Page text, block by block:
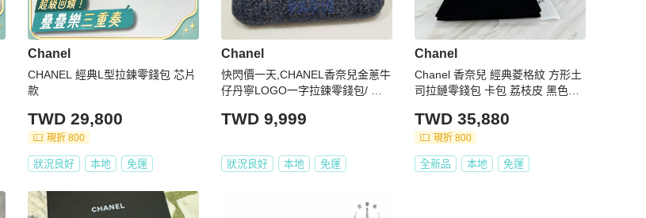
Chanel
CHANEL 經典L型拉鍊零錢包 芯片
款
TWD 29,800
現折 800
狀況良好 本地 免運
Chanel
快閃價一天,CHANEL香奈兒金蔥牛
仔丹寧LOGO一字拉鍊零錢包/ 卡
TWD 9,999
狀況良好 本地 免運
Chanel
Chanel 香奈兒 經典菱格紋 方形土
司拉鏈零錢包 卡包 荔枝皮 黑色金
TWD 35,880
現折 800
全新品 本地 免運